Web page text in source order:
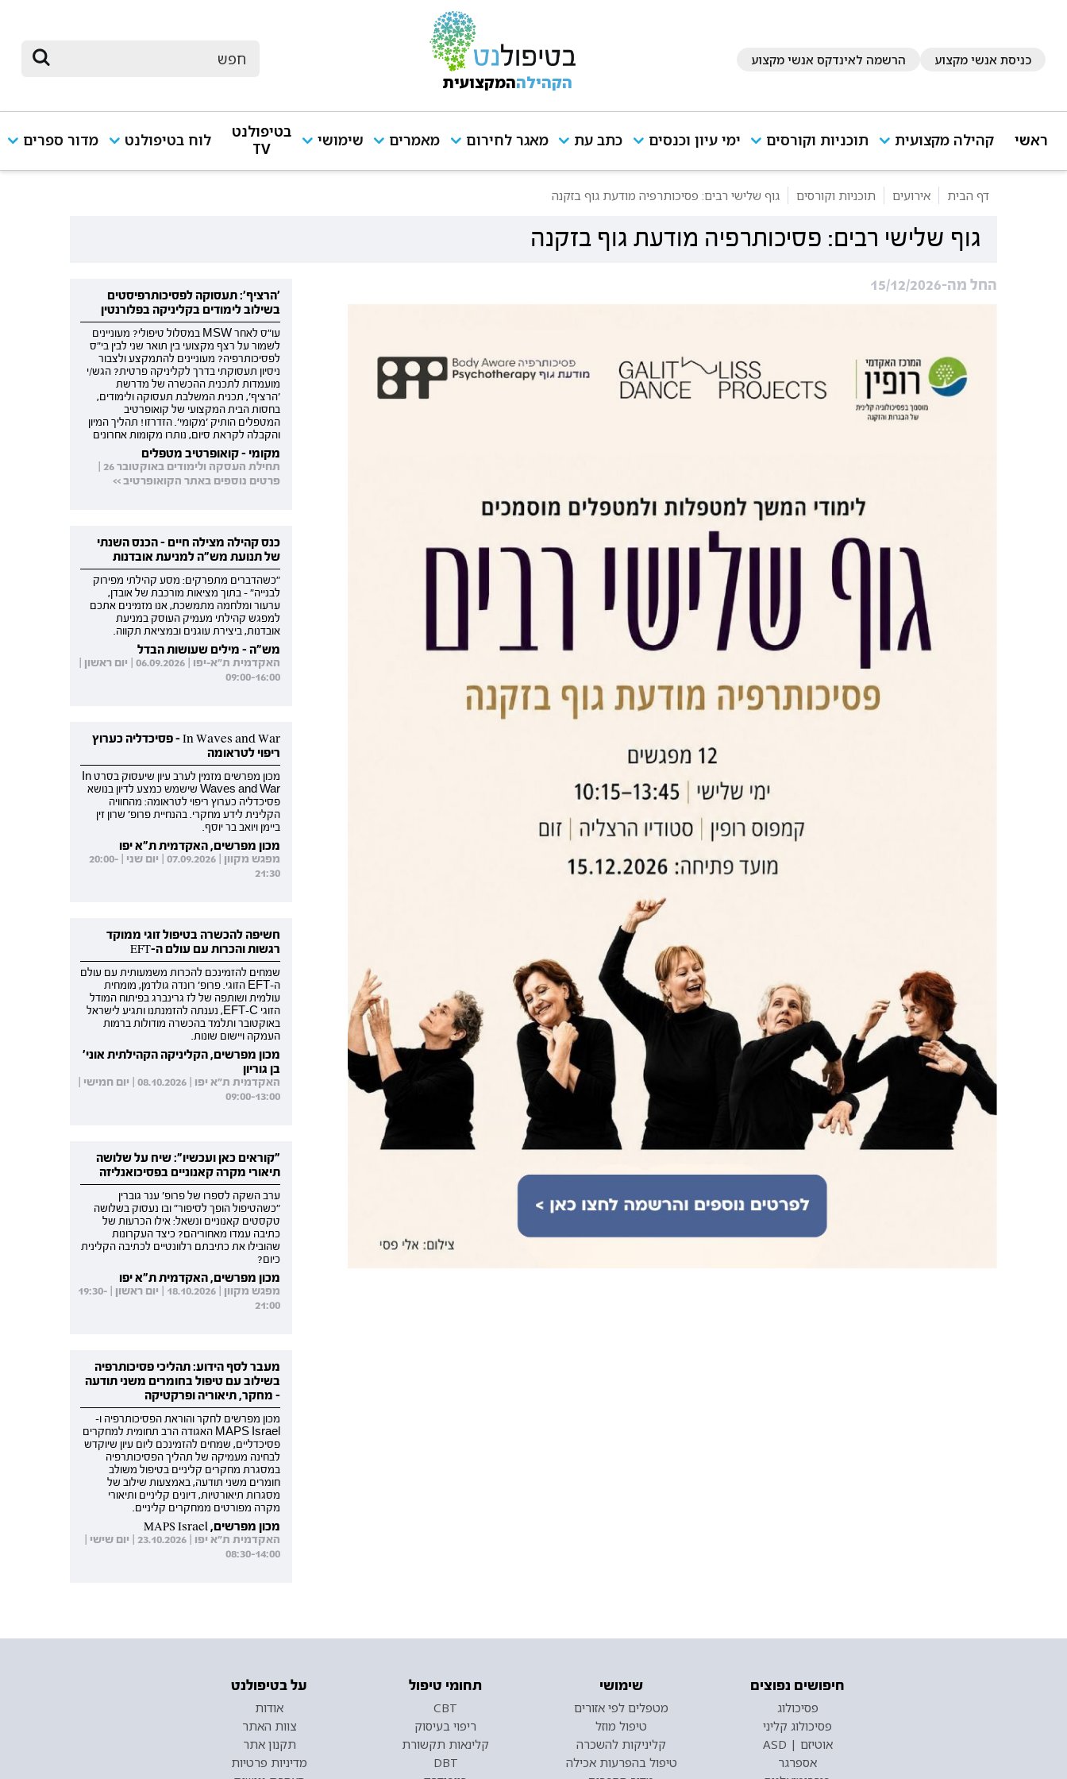
כניסת אנשי מקצוע הרשמה לאינדקס אנשי מקצוע
הקהילההמקצועית
ראשי קהילה מקצועית תוכניות וקורסים ימי עיון וכנסים כתב עת מאגר לחירום מאמרים שימושי
בטיפולנט
TV
לוח בטיפולנט מדור ספרים
דף הבית אירועים תוכניות וקורסים גוף שלישי רבים: פסיכותרפיה מודעת גוף בזקנה
גוף שלישי רבים: פסיכותרפיה מודעת גוף בזקנה
החל מה-15/12/2026
'הרציף': תעסוקה לפסיכותרפיסטים
בשילוב לימודים בקליניקה בפלורנטין
עו"ס לאחר MSW במסלול טיפולי? מעוניינים
לשמור על רצף מקצועי בין תואר שני לבין בי"ס
לפסיכותרפיה? מעוניינים להתמקצע ולצבור
ניסיון תעסוקתי בדרך לקליניקה פרטית? הגש/י
מועמדות לתכנית ההכשרה של מדרשת
'הרציף', תכנית המשלבת תעסוקה ולימודים,
בחסות הבית המקצועי של קואופרטיב
המטפלים הותיק 'מקומי'. הזדרזו! תהליך המיון
והקבלה לקראת סיום, נותרו מקומות אחרונים
מקומי - קואופרטיב מטפלים
תחילת העסקה ולימודים באוקטובר 26 |
פרטים נוספים באתר הקואופרטיב >>
כנס קהילה מצילה חיים - הכנס השנתי
של תנועת מש"ה למניעת אובדנות
"כשהדברים מתפרקים: מסע קהילתי מפירוק
לבנייה" - בתוך מציאות מורכבת של אובדן,
ערעור ומלחמה מתמשכת, אנו מזמינים אתכם
למפגש קהילתי מעמיק העוסק במניעת
אובדנות, ביצירת עוגנים ובמציאת תקווה.
מש"ה - מילים שעושות הבדל
האקדמית ת"א-יפו | 06.09.2026 | יום ראשון |
09:00-16:00
In Waves and War - פסיכדליה כערוץ
ריפוי לטראומה
מכון מפרשים מזמין לערב עיון שיעסוק בסרט In
Waves and War שישמש כמצע לדיון בנושא
פסיכדליה כערוץ ריפוי לטראומה: מהחוויה
הקלינית לידע מחקרי. בהנחיית פרופ' שרון זין
ביימן ויואב בר יוסף.
מכון מפרשים, האקדמית ת"א יפו
מפגש מקוון | 07.09.2026 | יום שני | 20:00-
21:30
חשיפה להכשרה בטיפול זוגי ממוקד
רגשות והכרות עם עולם ה-EFT
שמחים להזמינכם להכרות משמעותית עם עולם
ה-EFT הזוגי. פרופ' רונדה גולדמן, מומחית
עולמית ושותפה של לז גרינברג בפיתוח המודל
הזוגי EFT-C, נענתה להזמנתנו ותגיע לישראל
באוקטובר ותלמד בהכשרה מודולות ברמות
העמקה ויישום שונות.
מכון מפרשים, הקליניקה הקהילתית אוני'
בן גוריון
האקדמית ת"א יפו | 08.10.2026 | יום חמישי |
09:00-13:00
"קוראים כאן ועכשיו": שיח על שלושה
תיאורי מקרה קאנוניים בפסיכואנליזה
ערב השקה לספרו של פרופ' ענר גוברין
"כשהטיפול הופך לסיפור" ובו נעסוק בשלושה
טקסטים קאנוניים ונשאל: אילו הכרעות של
כתיבה עמדו מאחוריהם? כיצד העקרונות
שהובילו את כתיבתם רלוונטיים לכתיבה הקלינית
כיום?
מכון מפרשים, האקדמית ת"א יפו
מפגש מקוון | 18.10.2026 | יום ראשון | 19:30-
21:00
מעבר לסף הידוע: תהליכי פסיכותרפיה
בשילוב עם טיפול בחומרים משני תודעה
- מחקר, תיאוריה ופרקטיקה
מכון מפרשים לחקר והוראת הפסיכותרפיה ו-
MAPS Israel האגודה הרב תחומית למחקרים
פסיכדליים, שמחים להזמינכם ליום עיון שיוקדש
לבחינה מעמיקה של תהליך הפסיכותרפיה
במסגרת מחקרים קליניים בטיפול משולב
חומרים משני תודעה, באמצעות שילוב של
מסגרות תיאורטיות, דיונים קליניים ותיאורי
מקרה מפורטים ממחקרים קליניים.
מכון מפרשים, MAPS Israel
האקדמית ת"א יפו | 23.10.2026 | יום שישי |
08:30-14:00
חיפושים נפוצים
פסיכולוג
פסיכולוג קליני
אוטיזם | ASD
אספרגר
שימושי
מטפלים לפי אזורים
טיפול מוזל
קליניקות להשכרה
טיפול בהפרעות אכילה
תחומי טיפול
CBT
ריפוי בעיסוק
קלינאות תקשורת
DBT
על בטיפולנט
אודות
צוות האתר
תקנון אתר
מדיניות פרטיות